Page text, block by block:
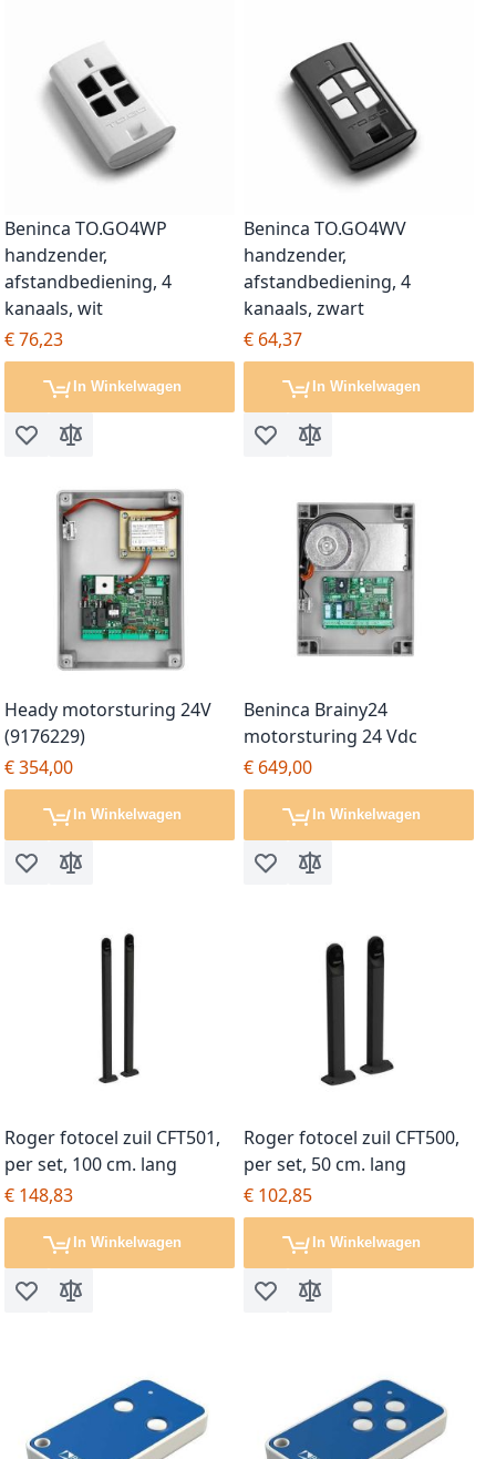
Beninca TO.GO4WP
handzender,
afstandbediening, 4
kanaals, wit
€ 76,23
In Winkelwagen
Voeg toe aan verlanglijst
Toevoegen om te vergelijken
Beninca TO.GO4WV
handzender,
afstandbediening, 4
kanaals, zwart
€ 64,37
In Winkelwagen
Voeg toe aan verlanglijst
Toevoegen om te
Heady motorsturing 24V
(9176229)
€ 354,00
In Winkelwagen
Voeg toe aan verlanglijst
Toevoegen om te vergelijken
Beninca Brainy24
motorsturing 24 Vdc
€ 649,00
In Winkelwagen
Voeg toe aan verlanglijst
Toevoegen om te
Roger fotocel zuil CFT501,
per set, 100 cm. lang
€ 148,83
In Winkelwagen
Voeg toe aan verlanglijst
Toevoegen om te vergelijken
Roger fotocel zuil CFT500,
per set, 50 cm. lang
€ 102,85
In Winkelwagen
Voeg toe aan verlanglijst
Toevoegen om te